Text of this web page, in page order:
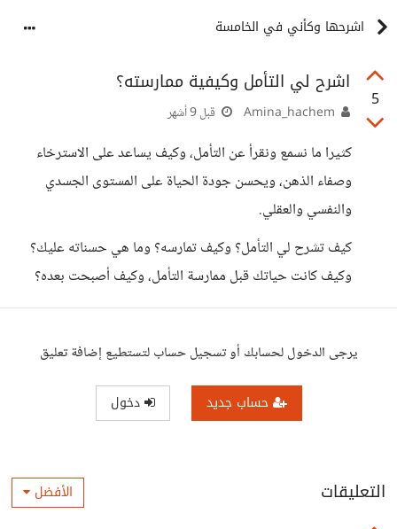
اشرحها وكأني في الخامسة
5
اشرح لي التأمل وكيفية ممارسته؟
قبل 9 أشهر
كثيرا ما نسمع ونقرأ عن التأمل، وكيف يساعد على الاسترخاء
وصفاء الذهن، ويحسن جودة الحياة على المستوى الجسدي
والنفسي والعقلي.
كيف تشرح لي التأمل؟ وكيف تمارسه؟ وما هي حسناته عليك؟
وكيف كانت حياتك قبل ممارسة التأمل، وكيف أصبحت بعده؟
يرجى الدخول لحسابك أو تسجيل حساب لتستطيع إضافة تعليق
حساب جديد دخول
التعليقات الأفضل